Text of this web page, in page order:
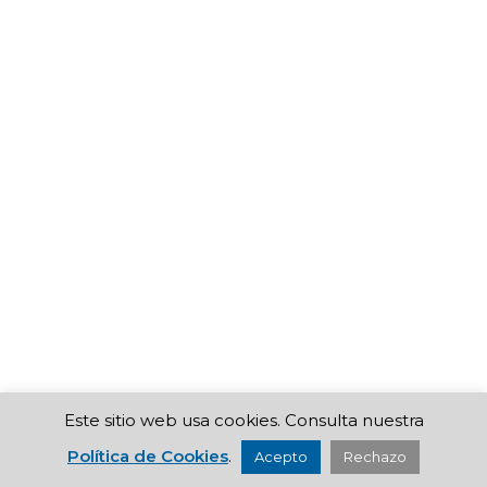
Este sitio web usa cookies. Consulta nuestra
Política de Cookies. Acepto Rechazo